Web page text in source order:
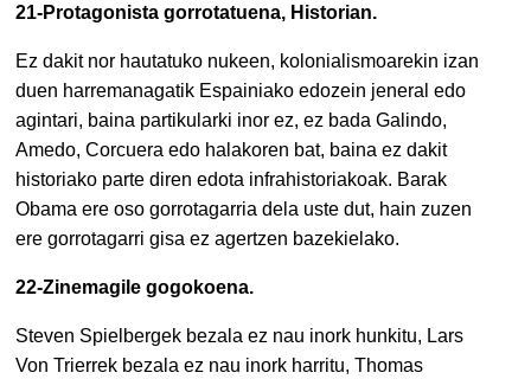
21-Protagonista gorrotatuena, Historian.
Ez dakit nor hautatuko nukeen, kolonialismoarekin izan
duen harremanagatik Espainiako edozein jeneral edo
agintari, baina partikularki inor ez, ez bada Galindo,
Amedo, Corcuera edo halakoren bat, baina ez dakit
historiako parte diren edota infrahistoriakoak. Barak
Obama ere oso gorrotagarria dela uste dut, hain zuzen
ere gorrotagarri gisa ez agertzen bazekielako.
22-Zinemagile gogokoena.
Steven Spielbergek bezala ez nau inork hunkitu, Lars
Von Trierrek bezala ez nau inork harritu, Thomas